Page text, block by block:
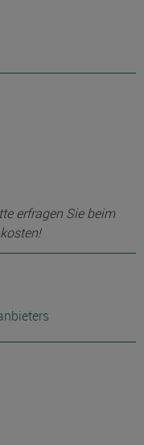
erfragen Sie beim